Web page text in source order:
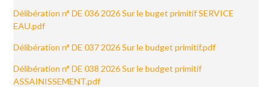
Délibération n° DE 036 2026 Sur le buget primitif SERVICE
EAU.pdf
Délibération n° DE 037 2026 Sur le budget primitif.pdf
Délibération n° DE 038 2026 Sur le budget primitif
ASSAINISSEMENT.pdf